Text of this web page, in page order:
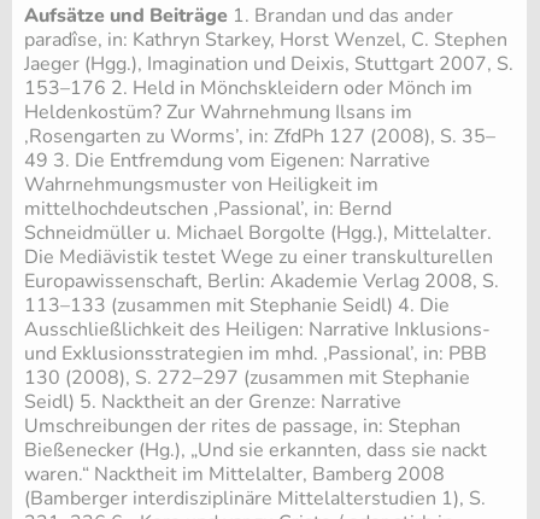
Aufsätze und Beiträge 1. Brandan und das ander
paradîse, in: Kathryn Starkey, Horst Wenzel, C. Stephen
Jaeger (Hgg.), Imagination und Deixis, Stuttgart 2007, S.
153–176 2. Held in Mönchskleidern oder Mönch im
Heldenkostüm? Zur Wahrnehmung Ilsans im
‚Rosengarten zu Worms’, in: ZfdPh 127 (2008), S. 35–
49 3. Die Entfremdung vom Eigenen: Narrative
Wahrnehmungsmuster von Heiligkeit im
mittelhochdeutschen ‚Passional’, in: Bernd
Schneidmüller u. Michael Borgolte (Hgg.), Mittelalter.
Die Mediävistik testet Wege zu einer transkulturellen
Europawissenschaft, Berlin: Akademie Verlag 2008, S.
113–133 (zusammen mit Stephanie Seidl) 4. Die
Ausschließlichkeit des Heiligen: Narrative Inklusions-
und Exklusionsstrategien im mhd. ‚Passional’, in: PBB
130 (2008), S. 272–297 (zusammen mit Stephanie
Seidl) 5. Nacktheit an der Grenze: Narrative
Umschreibungen der rites de passage, in: Stephan
Bießenecker (Hg.), „Und sie erkannten, dass sie nackt
waren.“ Nacktheit im Mittelalter, Bamberg 2008
(Bamberger interdisziplinäre Mittelalterstudien 1), S.